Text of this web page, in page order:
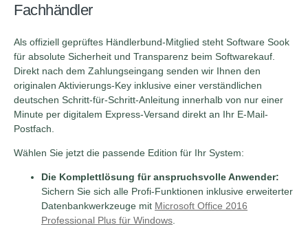
Fachhändler
Als offiziell geprüftes Händlerbund-Mitglied steht Software Sook
für absolute Sicherheit und Transparenz beim Softwarekauf.
Direkt nach dem Zahlungseingang senden wir Ihnen den
originalen Aktivierungs-Key inklusive einer verständlichen
deutschen Schritt-für-Schritt-Anleitung innerhalb von nur einer
Minute per digitalem Express-Versand direkt an Ihr E-Mail-
Postfach.
Wählen Sie jetzt die passende Edition für Ihr System:
Die Komplettlösung für anspruchsvolle Anwender:
Sichern Sie sich alle Profi-Funktionen inklusive erweiterter
Datenbankwerkzeuge mit Microsoft Office 2016
Professional Plus für Windows